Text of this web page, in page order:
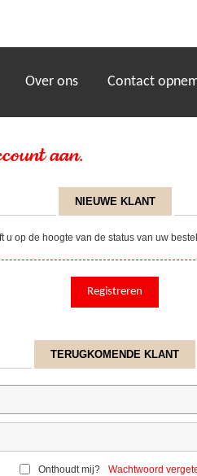
Over ons Contact
aan.
NIEUWE KLANT
op de hoogte van de status van uw
TERUGKOMENDE KLANT
Onthoudt mij? Wachtwoord